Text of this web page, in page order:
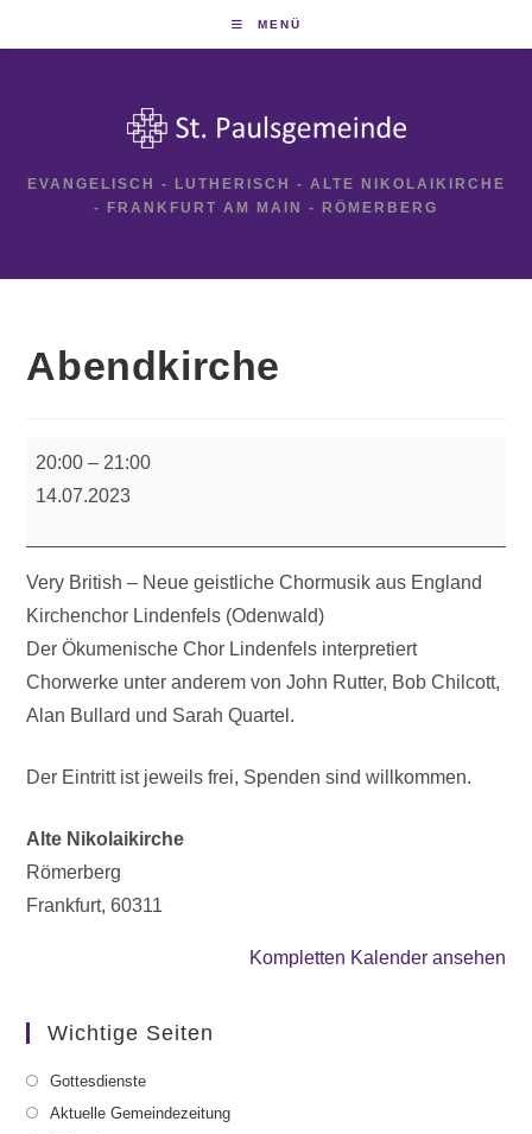
MENÜ
EVANGELISCH - LUTHERISCH - ALTE NIKOLAIKIRCHE
- FRANKFURT AM MAIN - RÖMERBERG
Abendkirche
20:00 – 21:00
14.07.2023
Very British – Neue geistliche Chormusik aus England
Kirchenchor Lindenfels (Odenwald)
Der Ökumenische Chor Lindenfels interpretiert
Chorwerke unter anderem von John Rutter, Bob Chilcott,
Alan Bullard und Sarah Quartel.
Der Eintritt ist jeweils frei, Spenden sind willkommen.
Alte Nikolaikirche
Römerberg
Frankfurt,60311
Kompletten Kalender ansehen
Wichtige Seiten
Gottesdienste
Aktuelle Gemeindezeitung